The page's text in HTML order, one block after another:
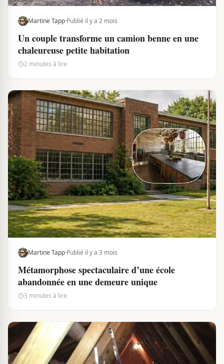
Martine Tapp·Publié il y a 2 mois
Un couple transforme un camion benne en une
chaleureuse petite habitation
2 minutes à lire
Martine Tapp·Publié il y a 3 mois
Métamorphose spectaculaire d’une école
abandonnée en une demeure unique
3 minutes à lire